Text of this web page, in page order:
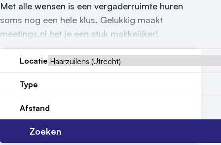
Vraag locatie aan
Locatiegids
Met alle wensen is een vergaderruimte huren
soms nog een hele klus. Gelukkig maakt
meetings.nl het je een stuk makkelijker!
Locatie
Type
Afstand
Zoeken